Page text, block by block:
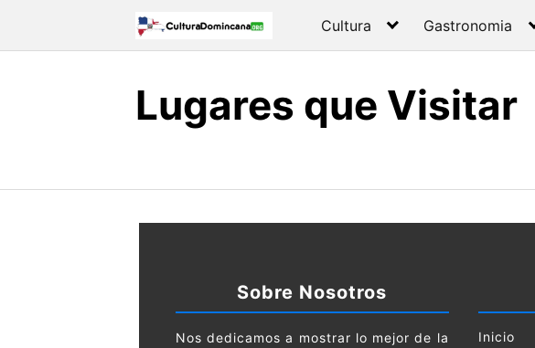
content
Cultura Gastronomia
Lugares que Visitar
Sobre Nosotros
Nos dedicamos a mostrar lo mejor de la
Inicio